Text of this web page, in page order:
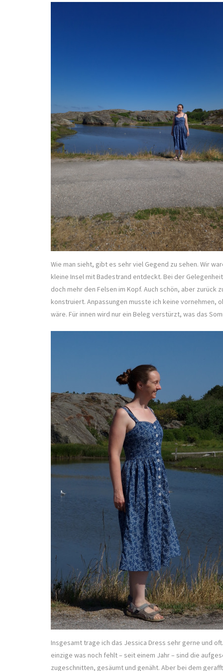
Wie man sieht, gibt es sehr viel Gegend zu sehen. Wir
kleine Insel mit Badestrand entdeckt. Bei der
doch mehr den Felsen im Kopf. Auch schön, aber
konstruiert. Anpassungen musste ich keine vornehmen,
wäre. Für innen wird nur ein Beleg verstürzt, was das
Insgesamt trage ich das Jessica Dress sehr gerne und
einzige was noch fehlt – seit einem Jahr – sind die
zugeschnitten, gesäumt und genäht. Aber bei dem